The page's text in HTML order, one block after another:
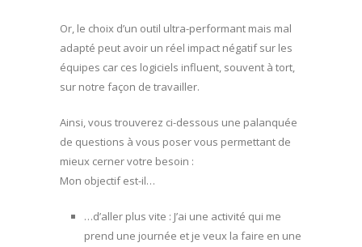
Or, le choix d’un outil ultra-performant mais mal
adapté peut avoir un réel impact négatif sur les
équipes car ces logiciels influent, souvent à tort,
sur notre façon de travailler.
Ainsi, vous trouverez ci-dessous une palanquée
de questions à vous poser vous permettant de
mieux cerner votre besoin :
Mon objectif est-il…
…d’aller plus vite : J’ai une activité qui me
prend une journée et je veux la faire en une